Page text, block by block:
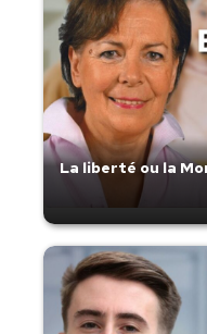
La liberté ou la